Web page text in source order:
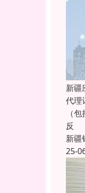
新疆
代理
（
反
新疆
25-